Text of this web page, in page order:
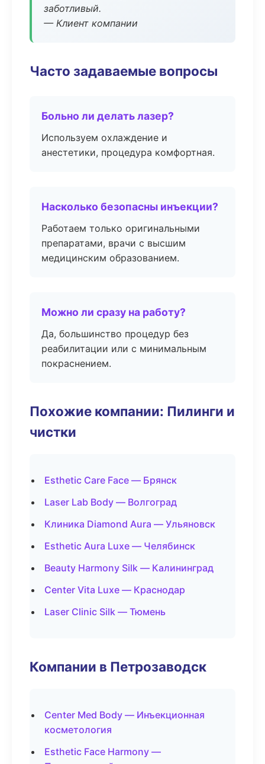
заботливый.
— Клиент компании
Часто задаваемые вопросы
Больно ли делать лазер?
Используем охлаждение и
анестетики, процедура комфортная.
Насколько безопасны инъекции?
Работаем только оригинальными
препаратами, врачи с высшим
медицинским образованием.
Можно ли сразу на работу?
Да, большинство процедур без
реабилитации или с минимальным
покраснением.
Похожие компании: Пилинги и
чистки
Esthetic Care Face — Брянск
Laser Lab Body — Волгоград
Клиника Diamond Aura — Ульяновск
Esthetic Aura Luxe — Челябинск
Beauty Harmony Silk — Калининград
Center Vita Luxe — Краснодар
Laser Clinic Silk — Тюмень
Компании в Петрозаводск
Center Med Body — Инъекционная
косметология
Esthetic Face Harmony —